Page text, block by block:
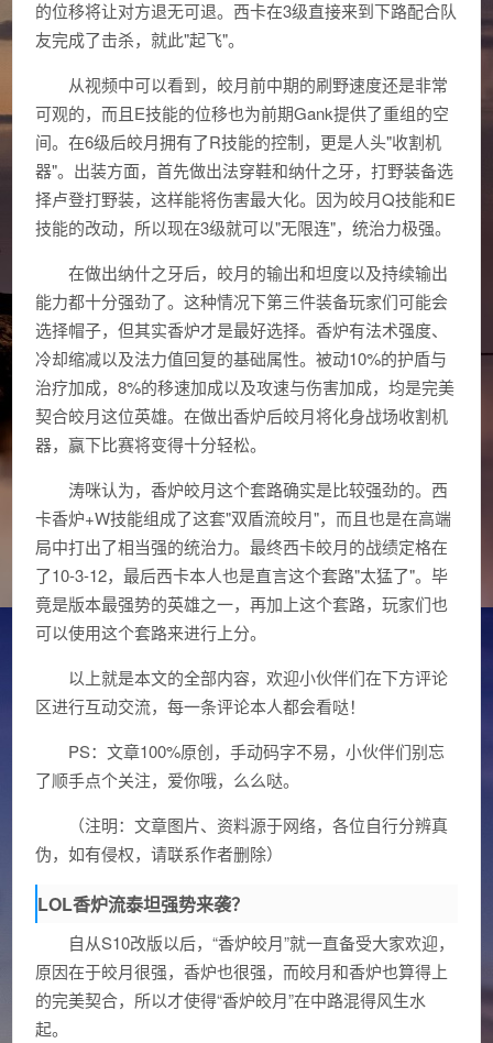
的位移将让对方退无可退。西卡在3级直接来到下路配合队
友完成了击杀，就此"起飞"。
从视频中可以看到，皎月前中期的刷野速度还是非常
可观的，而且E技能的位移也为前期Gank提供了重组的空
间。在6级后皎月拥有了R技能的控制，更是人头"收割机
器"。出装方面，首先做出法穿鞋和纳什之牙，打野装备选
择卢登打野装，这样能将伤害最大化。因为皎月Q技能和E
技能的改动，所以现在3级就可以"无限连"，统治力极强。
在做出纳什之牙后，皎月的输出和坦度以及持续输出
能力都十分强劲了。这种情况下第三件装备玩家们可能会
选择帽子，但其实香炉才是最好选择。香炉有法术强度、
冷却缩减以及法力值回复的基础属性。被动10%的护盾与
治疗加成，8%的移速加成以及攻速与伤害加成，均是完美
契合皎月这位英雄。在做出香炉后皎月将化身战场收割机
器，赢下比赛将变得十分轻松。
涛咪认为，香炉皎月这个套路确实是比较强劲的。西
卡香炉+W技能组成了这套"双盾流皎月"，而且也是在高端
局中打出了相当强的统治力。最终西卡皎月的战绩定格在
了10-3-12，最后西卡本人也是直言这个套路"太猛了"。毕
竟是版本最强势的英雄之一，再加上这个套路，玩家们也
可以使用这个套路来进行上分。
以上就是本文的全部内容，欢迎小伙伴们在下方评论
区进行互动交流，每一条评论本人都会看哒！
PS：文章100%原创，手动码字不易，小伙伴们别忘
了顺手点个关注，爱你哦，么么哒。
（注明：文章图片、资料源于网络，各位自行分辨真
伪，如有侵权，请联系作者删除）
LOL香炉流泰坦强势来袭？
自从S10改版以后，“香炉皎月”就一直备受大家欢迎，
原因在于皎月很强，香炉也很强，而皎月和香炉也算得上
的完美契合，所以才使得“香炉皎月”在中路混得风生水
起。